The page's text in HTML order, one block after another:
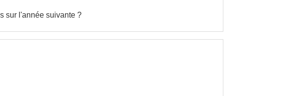
sur l'année suivante ?